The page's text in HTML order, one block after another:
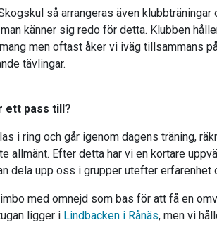
så arrangeras även klubbträningar
känner sig redo för detta. Klubben
men oftast åker vi iväg tillsammans
tävlingar.
ett pass till?
i ring och går igenom dagens träning,
allmänt. Efter detta har vi en kortare
dela upp oss i grupper utefter erfarenhet
med omnejd som bas för att få en
ligger i Lindbacken i Rånäs, men vi